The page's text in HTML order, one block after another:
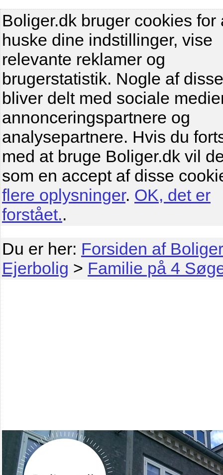
Boliger.dk bruger cookies for
huske dine indstillinger, vise
relevante reklamer og
brugerstatistik. Nogle af
bliver delt med sociale
annonceringspartnere og
analysepartnere. Hvis du
med at bruge Boliger.dk vil
som en accept af disse
flere oplysninger. OK, det er
forstået..
Du er her: Forsiden af
Ejerbolig > Familie på 4